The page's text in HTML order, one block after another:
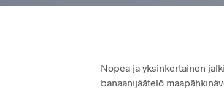
Nopea ja yksinkertainen
banaanijäätelö